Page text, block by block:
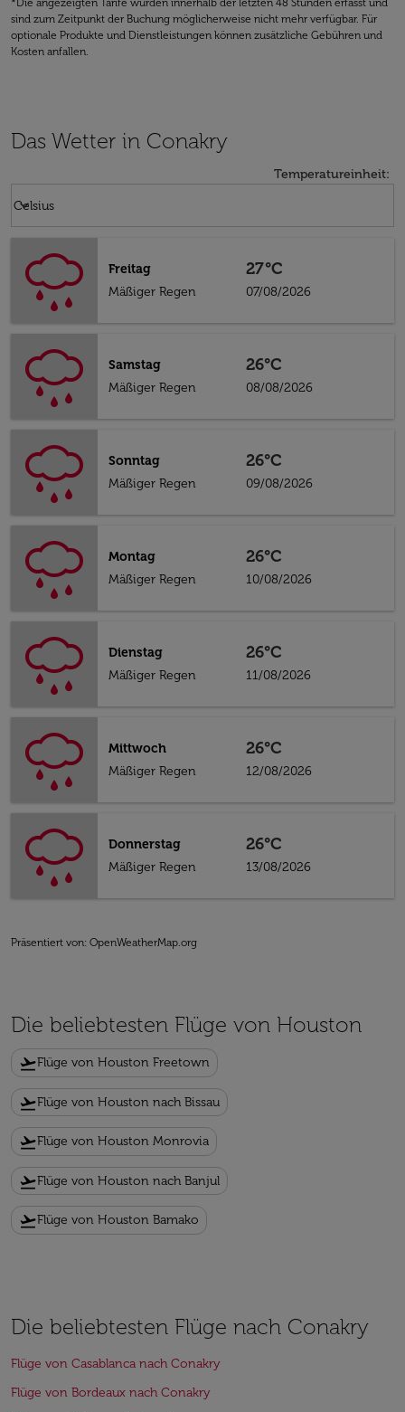
*Die angezeigten Tarife wurden innerhalb der letzten 48 Stunden erfasst und
sind zum Zeitpunkt der Buchung möglicherweise nicht mehr verfügbar. Für
optionale Produkte und Dienstleistungen können zusätzliche Gebühren und
Kosten anfallen.
Das Wetter in Conakry
Temperatureinheit:
Celsius
keyboard_arrow_down
Freitag
Mäßiger Regen
27°C
07/08/2026
Samstag
Mäßiger Regen
26°C
08/08/2026
Sonntag
Mäßiger Regen
26°C
09/08/2026
Montag
Mäßiger Regen
26°C
10/08/2026
Dienstag
Mäßiger Regen
26°C
11/08/2026
Mittwoch
Mäßiger Regen
26°C
12/08/2026
Donnerstag
Mäßiger Regen
26°C
13/08/2026
Präsentiert von: OpenWeatherMap.org
Die beliebtesten Flüge von Houston
flight_takeoffFlüge von Houston Freetown
flight_takeoffFlüge von Houston nach Bissau
flight_takeoffFlüge von Houston Monrovia
flight_takeoffFlüge von Houston nach Banjul
flight_takeoffFlüge von Houston Bamako
Die beliebtesten Flüge nach Conakry
Flüge von Casablanca nach Conakry
Flüge von Bordeaux nach Conakry